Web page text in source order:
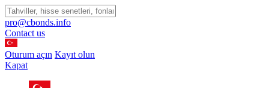
pro@cbonds.info
Contact us
Oturum açın Kayıt olun
Kapat